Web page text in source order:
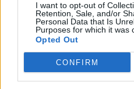
I want to opt-out of
Retention, Sale, and/or
Personal Data that Is
Purposes for which it was
Opted Out
CONFIRM
Μεταναστευτικό: 26ΚΡΗΤΗ
Ελπίδα για τη ΚΡΗΤΗ